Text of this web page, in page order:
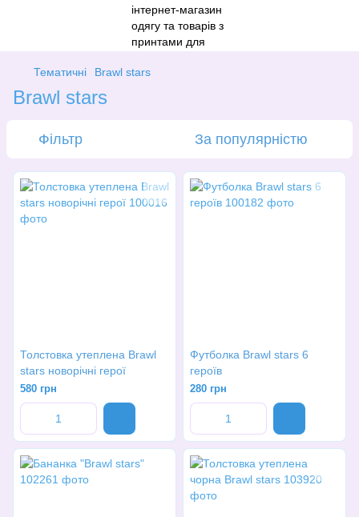
Тематичні Brawl stars
Brawl stars
Фільтр За популярністю
Толстовка утеплена Brawl
stars новорічні герої
580 грн
Футболка Brawl stars 6
героїв
280 грн